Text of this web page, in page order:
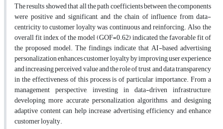
The results showed that all the path coefficients between the components
were positive and significant, and the chain of influence from data-
centricity to customer loyalty was continuous and reinforcing. Also, the
overall fit index of the model (GOF=0.62) indicated the favorable fit of
the proposed model. The findings indicate that AI-based advertising
personalization enhances customer loyalty by improving user experience
and increasing perceived value and the role of trust and data transparency
in the effectiveness of this process is of particular importance. From a
management perspective, investing in data-driven infrastructure,
developing more accurate personalization algorithms, and designing
adaptive content can help increase advertising efficiency and enhance
customer loyalty.